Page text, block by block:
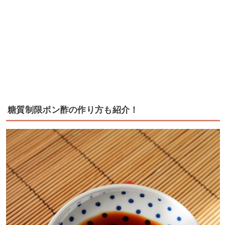
糖質制限ポン酢の作り方も紹介！